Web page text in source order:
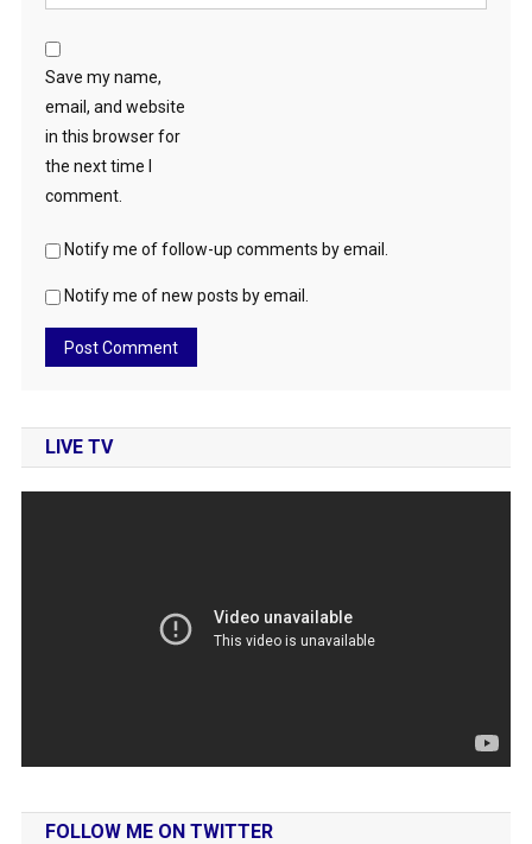
Save my name,
email, and website
in this browser for
the next time I
comment.
Notify me of follow-up comments by email.
Notify me of new posts by email.
LIVE TV
FOLLOW ME ON TWITTER